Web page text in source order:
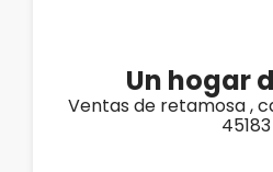
Un hogar
Ventas de retamosa ,
45183